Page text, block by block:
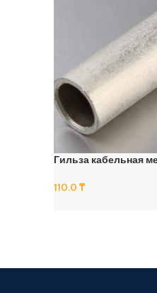
Гильза кабельная
110.0 ₸